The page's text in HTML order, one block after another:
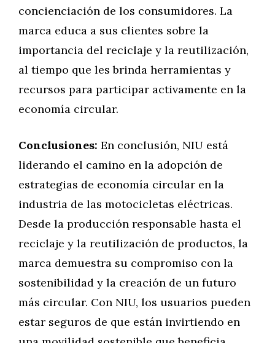
concienciación de los consumidores. La
marca educa a sus clientes sobre la
importancia del reciclaje y la reutilización,
al tiempo que les brinda herramientas y
recursos para participar activamente en la
economía circular.
Conclusiones: En conclusión, NIU está
liderando el camino en la adopción de
estrategias de economía circular en la
industria de las motocicletas eléctricas.
Desde la producción responsable hasta el
reciclaje y la reutilización de productos, la
marca demuestra su compromiso con la
sostenibilidad y la creación de un futuro
más circular. Con NIU, los usuarios pueden
estar seguros de que están invirtiendo en